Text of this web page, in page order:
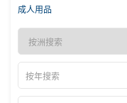
成人用品